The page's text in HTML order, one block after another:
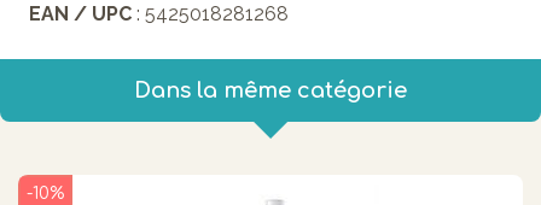
EAN / UPC : 5425018281268
Dans la même catégorie
-10%